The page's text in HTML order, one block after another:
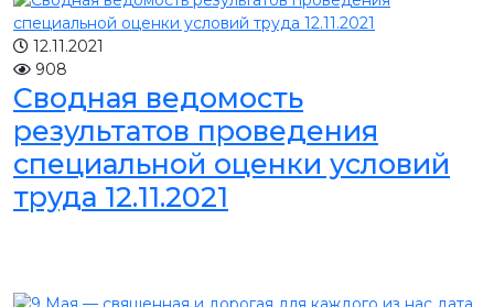
12.11.2021
908
Сводная ведомость
результатов проведения
специальной оценки условий
труда 12.11.2021